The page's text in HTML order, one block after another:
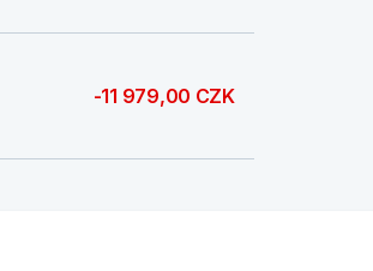
-11 979,00 CZK